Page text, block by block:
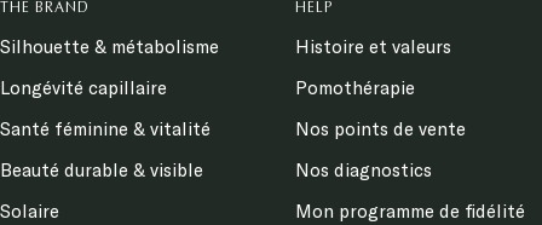
THE BRAND
Silhouette & métabolisme
Longévité capillaire
Santé féminine & vitalité
Beauté durable & visible
Solaire
HELP
Histoire et valeurs
Pomothérapie
Nos points de vente
Nos diagnostics
Mon programme de fidélité